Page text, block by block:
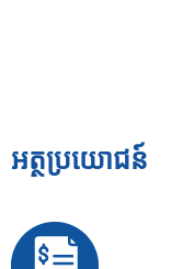
អត្ថប្រយោជន៍